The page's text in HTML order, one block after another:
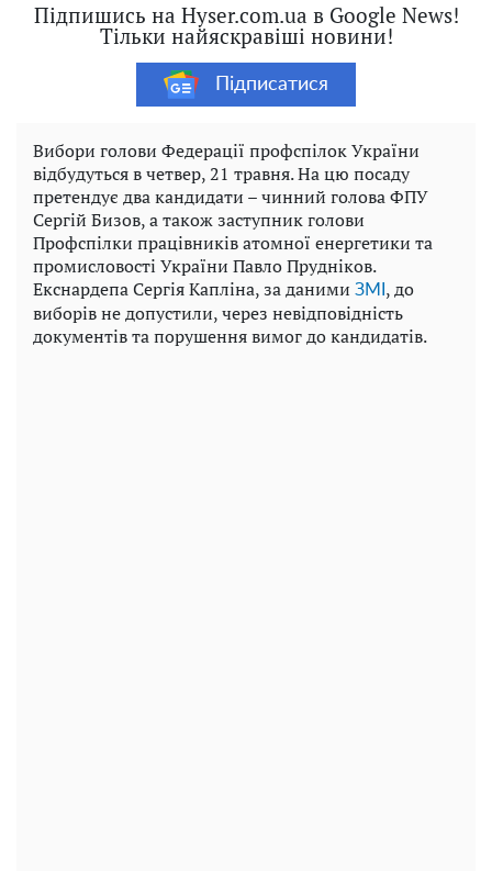
Підпишись на Hyser.com.ua в Google News!
Тільки найяскравіші новини!
Підписатися
Вибори голови Федерації профспілок України
відбудуться в четвер, 21 травня. На цю посаду
претендує два кандидати – чинний голова ФПУ
Сергій Бизов, а також заступник голови
Профспілки працівників атомної енергетики та
промисловості України Павло Прудніков.
Екснардепа Сергія Капліна, за даними ЗМІ , до
виборів не допустили, через невідповідність
документів та порушення вимог до кандидатів.